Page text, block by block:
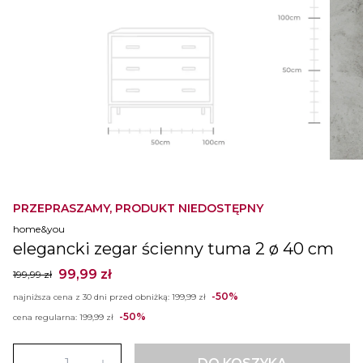
PRZEPRASZAMY, PRODUKT NIEDOSTĘPNY
home&you
elegancki zegar ścienny tuma 2 ø 40 cm
199,99 zł 99,99 zł
najniższa cena z 30 dni przed obniżką: 199,99 zł -50%
cena regularna: 199,99 zł -50%